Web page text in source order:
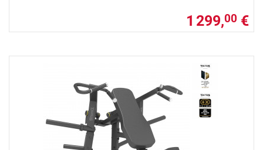
1 299,00 €